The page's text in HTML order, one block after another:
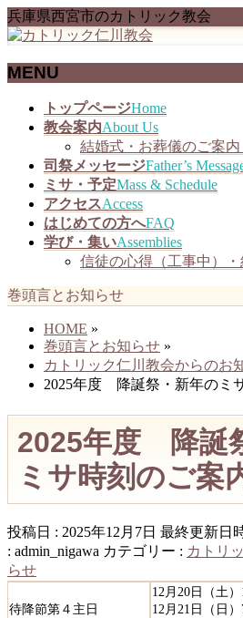
兵庫県西宮市のカトリック教会
MENU
トップページHome
教会案内About Us
結婚式・お葬儀のご案内
司祭メッセージFather’s
ミサ・予定Mass & Schedule
アクセスAccess
はじめての方へFAQ
学び・集いAssemblies
信徒の心得（工事中）
巻頭言とお知らせ
HOME »
巻頭言とお知らせ »
カトリック仁川教会からのお
2025年度 降誕祭・新年のミ
2025年度 降誕
ミサ時刻のご案
投稿日 : 2025年12月7日 最終更新日
: admin_nigawa カテゴリー : カトリ
らせ
待降節第４主日
12月20日（土
12月21日（日